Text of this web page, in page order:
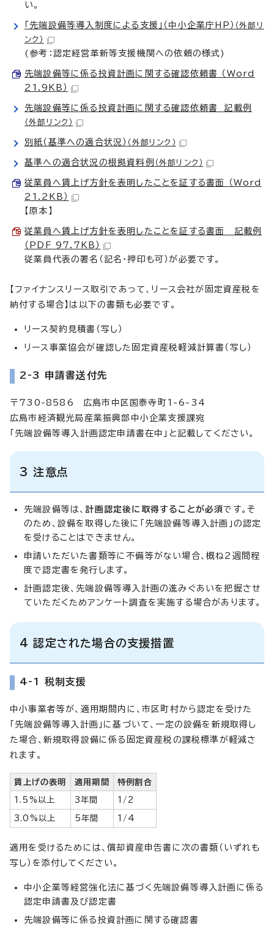
い。
「先端設備等導入制度による支援」（中小企業庁HP） （外部リ
ンク）
(参考：認定経営革新等支援機関への依頼の様式)
先端設備等に係る投資計画に関する確認依頼書 （Word
21.9KB）
先端設備等に係る投資計画に関する確認依頼書 記載例
（外部リンク）
別紙（基準への適合状況） （外部リンク）
基準への適合状況の根拠資料例 （外部リンク）
従業員へ賃上げ方針を表明したことを証する書面 （Word
21.2KB）
【原本】
従業員へ賃上げ方針を表明したことを証する書面 記載例
（PDF 97.7KB）
従業員代表の署名（記名・押印も可）が必要です。
【ファイナンスリース取引であって、リース会社が固定資産税を
納付する場合】は以下の書類も必要です。
リース契約見積書（写し）
リース事業協会が確認した固定資産税軽減計算書（写し）
2-3 申請書送付先
〒730-8586 広島市中区国泰寺町1-6-34
広島市経済観光局産業振興部中小企業支援課宛
「先端設備等導入計画認定申請書在中」と記載してください。
3 注意点
先端設備等は、計画認定後に取得することが必須です。そ
のため、設備を取得した後に「先端設備等導入計画」の認定
を受けることはできません。
申請いただいた書類等に不備等がない場合、概ね2週間程
度で認定書を発行します。
計画認定後、先端設備等導入計画の進みぐあいを把握させ
ていただくためアンケート調査を実施する場合があります。
4 認定された場合の支援措置
4-1 税制支援
中小事業者等が、適用期間内に、市区町村から認定を受けた
「先端設備等導入計画」に基づいて、一定の設備を新規取得し
た場合、新規取得設備に係る固定資産税の課税標準が軽減さ
れます。
賃上げの表明 適用期間 特例割合
1.5%以上 3年間 1/2
3.0%以上 5年間 1/4
適用を受けるためには、償却資産申告書に次の書類（いずれも
写し）を添付してください。
中小企業等経営強化法に基づく先端設備等導入計画に係る
認定申請書及び認定書
先端設備等に係る投資計画に関する確認書